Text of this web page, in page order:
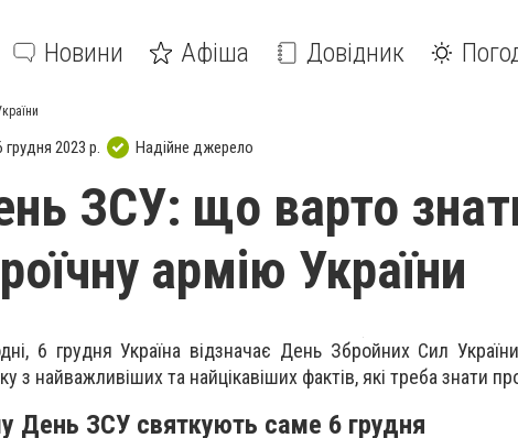
Новини Афіша Довідник
грудня 2023 р. Надійне джерело
ЗСУ: що варто
армію України
6 грудня Україна відзначає День Збройних Сил
з найважливіших та найцікавіших фактів, які треба знати
День ЗСУ святкують саме 6 грудня